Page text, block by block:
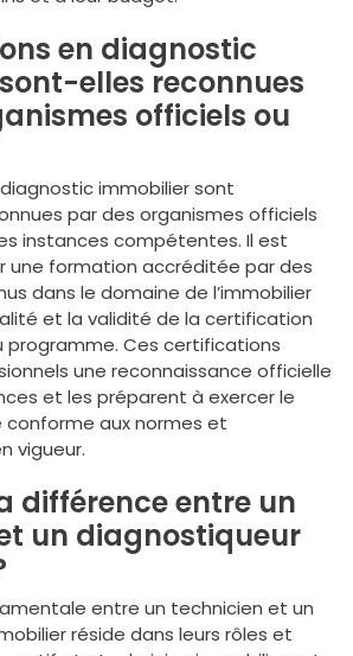
en diagnostic
elles reconnues
officiels ou
immobilier sont
par des organismes officiels
instances compétentes. Il est
une formation accréditée par des
dans le domaine de l’immobilier
et la validité de la certification
programme. Ces certifications
une reconnaissance officielle
et les préparent à exercer le
aux normes et
vigueur.
différence entre un
un diagnostiqueur
entre un technicien et un
réside dans leurs rôles et